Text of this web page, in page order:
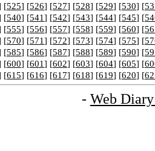
[525] [526] [527] [528] [529] [530] [
[540] [541] [542] [543] [544] [545] [
[555] [556] [557] [558] [559] [560] [
[570] [571] [572] [573] [574] [575] [
[585] [586] [587] [588] [589] [590] [
[600] [601] [602] [603] [604] [605] [
[615] [616] [617] [618] [619] [620] [
- Web